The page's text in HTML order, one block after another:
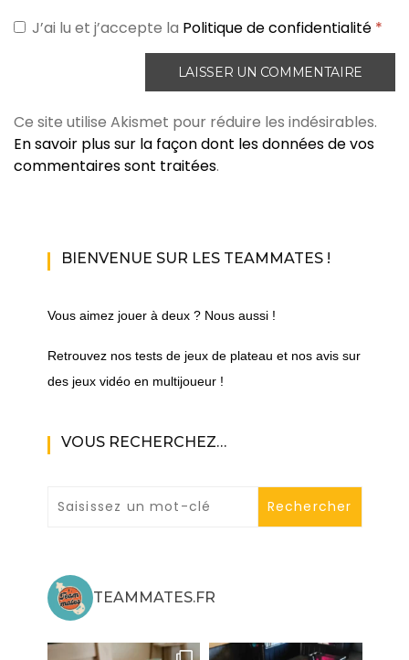
J’ai lu et j’accepte la Politique de confidentialité *
Ce site utilise Akismet pour réduire les indésirables.
En savoir plus sur la façon dont les données de vos
commentaires sont traitées.
BIENVENUE SUR LES TEAMMATES !
Vous aimez jouer à deux ? Nous aussi !
Retrouvez nos tests de jeux de plateau et nos avis sur
des jeux vidéo en multijoueur !
VOUS RECHERCHEZ…
TEAMMATES.FR